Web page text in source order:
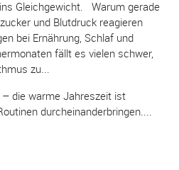
Gleichgewicht. Warum gerade
und Blutdruck reagieren
bei Ernährung, Schlaf und
fällt es vielen schwer,
zu...
– die warme Jahreszeit ist
durcheinanderbringen....